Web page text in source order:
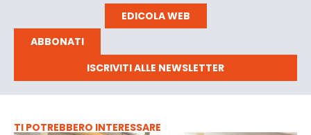
EDICOLA WEB
ABBONATI
ISCRIVITI ALLE NEWSLETTER
TI POTREBBERO INTERESSARE